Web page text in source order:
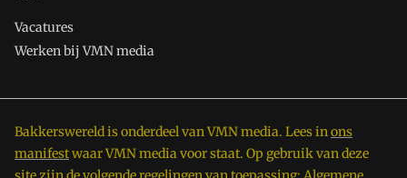
Vacatures
Werken bij VMN media
Bakkerswereld is onderdeel van VMN media. Lees inons
manifestwaar VMN media voor staat. Op gebruik van deze